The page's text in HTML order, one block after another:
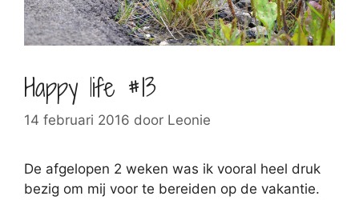
Happy life #13
14 februari 2016 door Leonie
De afgelopen 2 weken was ik vooral heel druk
bezig om mij voor te bereiden op de vakantie.